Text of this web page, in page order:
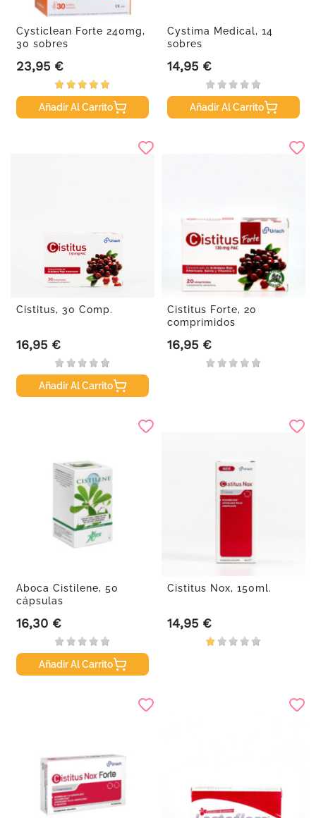
Cysticlean Forte 240mg,
30 sobres
Precio
23,95 €
Añadir Al Carrito
Cystima Medical, 14
sobres
Precio
14,95 €
Añadir Al Carrito
Cistitus, 30 Comp.
Precio
16,95 €
Añadir Al Carrito
Cistitus Forte, 20
comprimidos
Precio
16,95 €
Aboca Cistilene, 50
cápsulas
Precio
16,30 €
Añadir Al Carrito
Cistitus Nox, 150ml.
Precio
14,95 €